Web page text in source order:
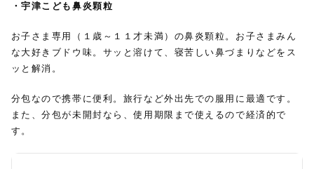
・宇津こども鼻炎顆粒
お子さま専用（１歳～１１才未満）の鼻炎顆粒。お子さまみん
な大好きブドウ味。サッと溶けて、寝苦しい鼻づまりなどをス
ッと解消。
分包なので携帯に便利。旅行など外出先での服用に最適です。
また、分包が未開封なら、使用期限まで使えるので経済的で
す。